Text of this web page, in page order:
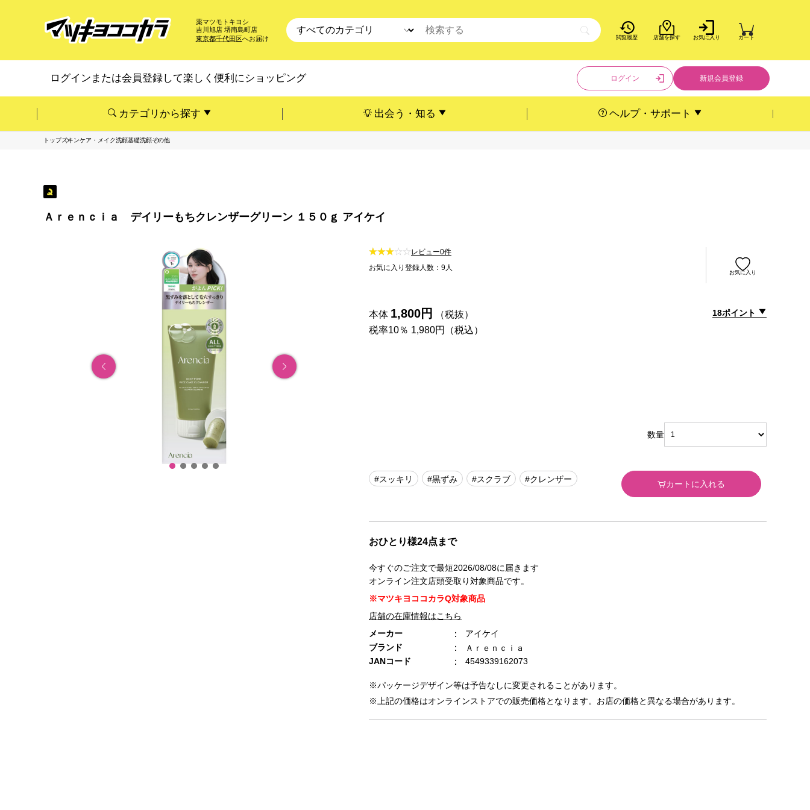
薬マツモトキヨシ
吉川旭店 堺南島町店
東京都千代田区へお届け 閲覧履歴 店舗を探す お気に入り カート
ログインまたは会員登録して楽しく便利にショッピング ログイン 新規会員登録
カテゴリから探す 出会う・知る ヘルプ・サポート
トップスキンケア・メイク洗顔基礎洗顔その他
Ａｒｅｎｃｉａ デイリーもちクレンザーグリーン １５０ｇ アイケイ
レビュー0件
お気に入り登録人数：9人
お気に入り
本体 1,800円
（税抜）
税率10％ 1,980円（税込）
18ポイント
#スッキリ #黒ずみ #スクラブ #クレンザー
おひとり様24点まで
今すぐのご注文で最短2026/08/08に届きます
オンライン注文店頭受取り対象商品です。
※マツキヨココカラQ対象商品
店舗の在庫情報はこちら
メーカー
アイケイ
ブランド
Ａｒｅｎｃｉａ
JANコード
4549339162073
※パッケージデザイン等は予告なしに変更されることがあります。
※上記の価格はオンラインストアでの販売価格となります。お店の価格と異なる場合があります。
数量
カートに入れる